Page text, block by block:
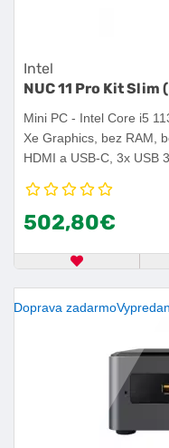
Intel
NUC 11 Pro Kit Slim
Mini PC - Intel Core i5
Xe Graphics, bez RAM,
HDMI a USB-C, 3x USB
502,80€
OBĽÚBENÝ
Doprava zadarmo